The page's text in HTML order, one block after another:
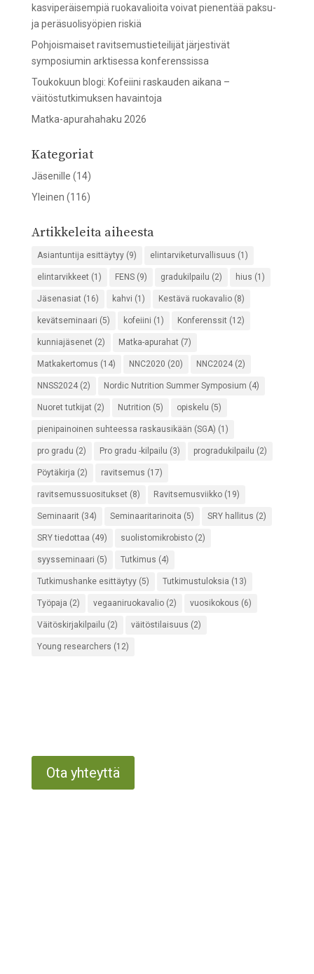
kasviperäisempiä ruokavalioita voivat pienentää paksu-
ja peräsuolisyöpien riskiä
Pohjoismaiset ravitsemustieteilijät järjestivät
symposiumin arktisessa konferenssissa
Toukokuun blogi: Kofeiini raskauden aikana –
väitöstutkimuksen havaintoja
Matka-apurahahaku 2026
Kategoriat
Jäsenille (14)
Yleinen (116)
Artikkeleita aiheesta
Asiantuntija esittäytyy(9) elintarviketurvallisuus (1)
elintarvikkeet (1) FENS(9) gradukilpailu (2) hius (1)
Jäsenasiat (16) kahvi (1) Kestävä ruokavalio(8)
kevätseminaari (5) kofeiini (1) Konferenssit (12)
kunniajäsenet (2) Matka-apurahat (7)
Matkakertomus (14) NNC2020 (20) NNC2024(2)
NNSS2024(2) Nordic Nutrition Summer Symposium (4)
Nuoret tutkijat (2) Nutrition (5) opiskelu (5)
pienipainoinen suhteessa raskausikään (SGA) (1)
pro gradu (2) Pro gradu -kilpailu (3) progradukilpailu (2)
Pöytäkirja (2) ravitsemus (17)
ravitsemussuositukset (8) Ravitsemusviikko(19)
Seminaarit (34) Seminaaritarinoita (5) SRY hallitus (2)
SRY tiedottaa (49) suolistomikrobisto(2)
syysseminaari (5) Tutkimus (4)
Tutkimushanke esittäytyy(5) Tutkimustuloksia (13)
Työpaja (2) vegaaniruokavalio(2) vuosikokous (6)
Väitöskirjakilpailu (2) väitöstilaisuus (2)
Young researchers (12)
Ota yhteyttä